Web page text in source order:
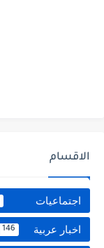
الاقسام
اجتماعيات
اخبار عربية 146